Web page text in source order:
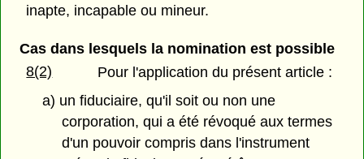
inapte, incapable ou mineur.
Cas dans lesquels la nomination est possible
8(2)
Pour l'application du présent article :
a) un fiduciaire, qu'il soit ou non une
corporation, qui a été révoqué aux termes
d'un pouvoir compris dans l'instrument